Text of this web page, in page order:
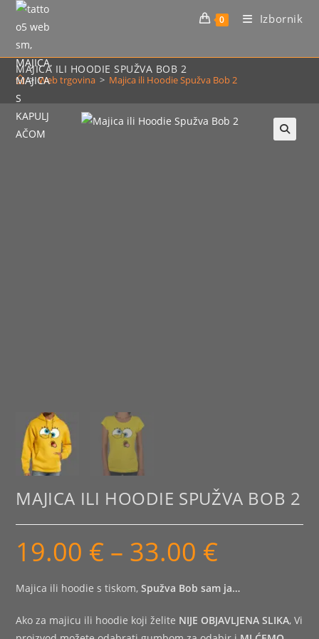
Preskoči
sadržaj
0 Izbornik
MAJICA ILI HOODIE SPUŽVA BOB 2
> Web trgovina > Majica ili Hoodie Spužva Bob 2
MAJICA ILI HOODIE SPUŽVA BOB 2
19.00 € – 33.00 €
do
33.00 €
Majica ili hoodie s tiskom,Spužva Bob sam ja…
Ako za majicu ili hoodie koji želite NIJE OBJAVLJENA SLIKA, Vi